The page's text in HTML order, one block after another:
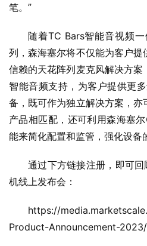
笔。”
随着TC Bars智能音视频
列，森海塞尔将不仅能为客户
信赖的天花阵列麦克风解决方
智能音频支持，为客户提供更
备，既可作为独立解决方案，
产品相匹配，还可利用森海塞
能来简化配置和监管，强化设备
通过下方链接注册，即可
机线上发布会：
https://
Product-Announcement-2023/